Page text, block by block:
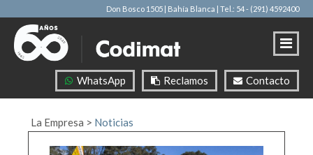
Don Bosco 1505 | Bahía Blanca | Tel.: 54 - (291) 4592400
WhatsApp Reclamos Contacto
La Empresa > Noticias